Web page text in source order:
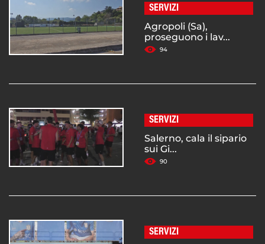
SERVIZI
Agropoli (Sa),
proseguono i lav...
94
SERVIZI
Salerno, cala il sipario
sui Gi...
90
SERVIZI